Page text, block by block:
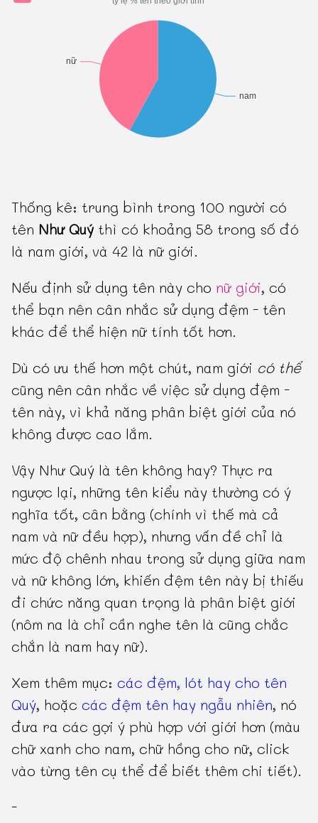
Thống kê: trung bình trong 100 người có
tên Như Quý thì có khoảng 58 trong số đó
là nam giới, và 42 là nữ giới.
Nếu định sử dụng tên này cho nữ giới, có
thể bạn nên cân nhắc sử dụng đệm - tên
khác để thể hiện nữ tính tốt hơn.
Dù có ưu thế hơn một chút, nam giới có thể
cũng nên cân nhắc về việc sử dụng đệm -
tên này, vì khả năng phân biệt giới của nó
không được cao lắm.
Vậy Như Quý là tên không hay? Thực ra
ngược lại, những tên kiểu này thường có ý
nghĩa tốt, cân bằng (chính vì thế mà cả
nam và nữ đều hợp), nhưng vấn đề chỉ là
mức độ chênh nhau trong sử dụng giữa nam
và nữ không lớn, khiến đệm tên này bị thiếu
đi chức năng quan trọng là phân biệt giới
(nôm na là chỉ cần nghe tên là cũng chắc
chắn là nam hay nữ).
Xem thêm mục: các đệm, lót hay cho tên
Quý, hoặc các đệm tên hay ngẫu nhiên, nó
đưa ra các gợi ý phù hợp với giới hơn (màu
chữ xanh cho nam, chữ hồng cho nữ, click
vào từng tên cụ thể để biết thêm chi tiết).
-